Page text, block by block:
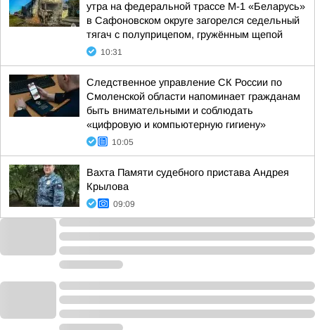
утра на федеральной трассе М-1 «Беларусь»
в Сафоновском округе загорелся седельный
тягач с полуприцепом, гружённым щепой
10:31
Следственное управление СК России по
Смоленской области напоминает гражданам
быть внимательными и соблюдать
«цифровую и компьютерную гигиену»
10:05
Вахта Памяти судебного пристава Андрея
Крылова
09:09